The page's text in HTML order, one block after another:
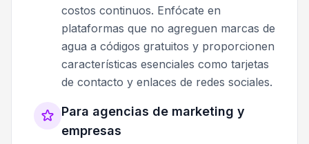
costos continuos. Enfócate en
plataformas que no agreguen marcas de
agua a códigos gratuitos y proporcionen
características esenciales como tarjetas
de contacto y enlaces de redes sociales.
Para agencias de marketing y
empresas